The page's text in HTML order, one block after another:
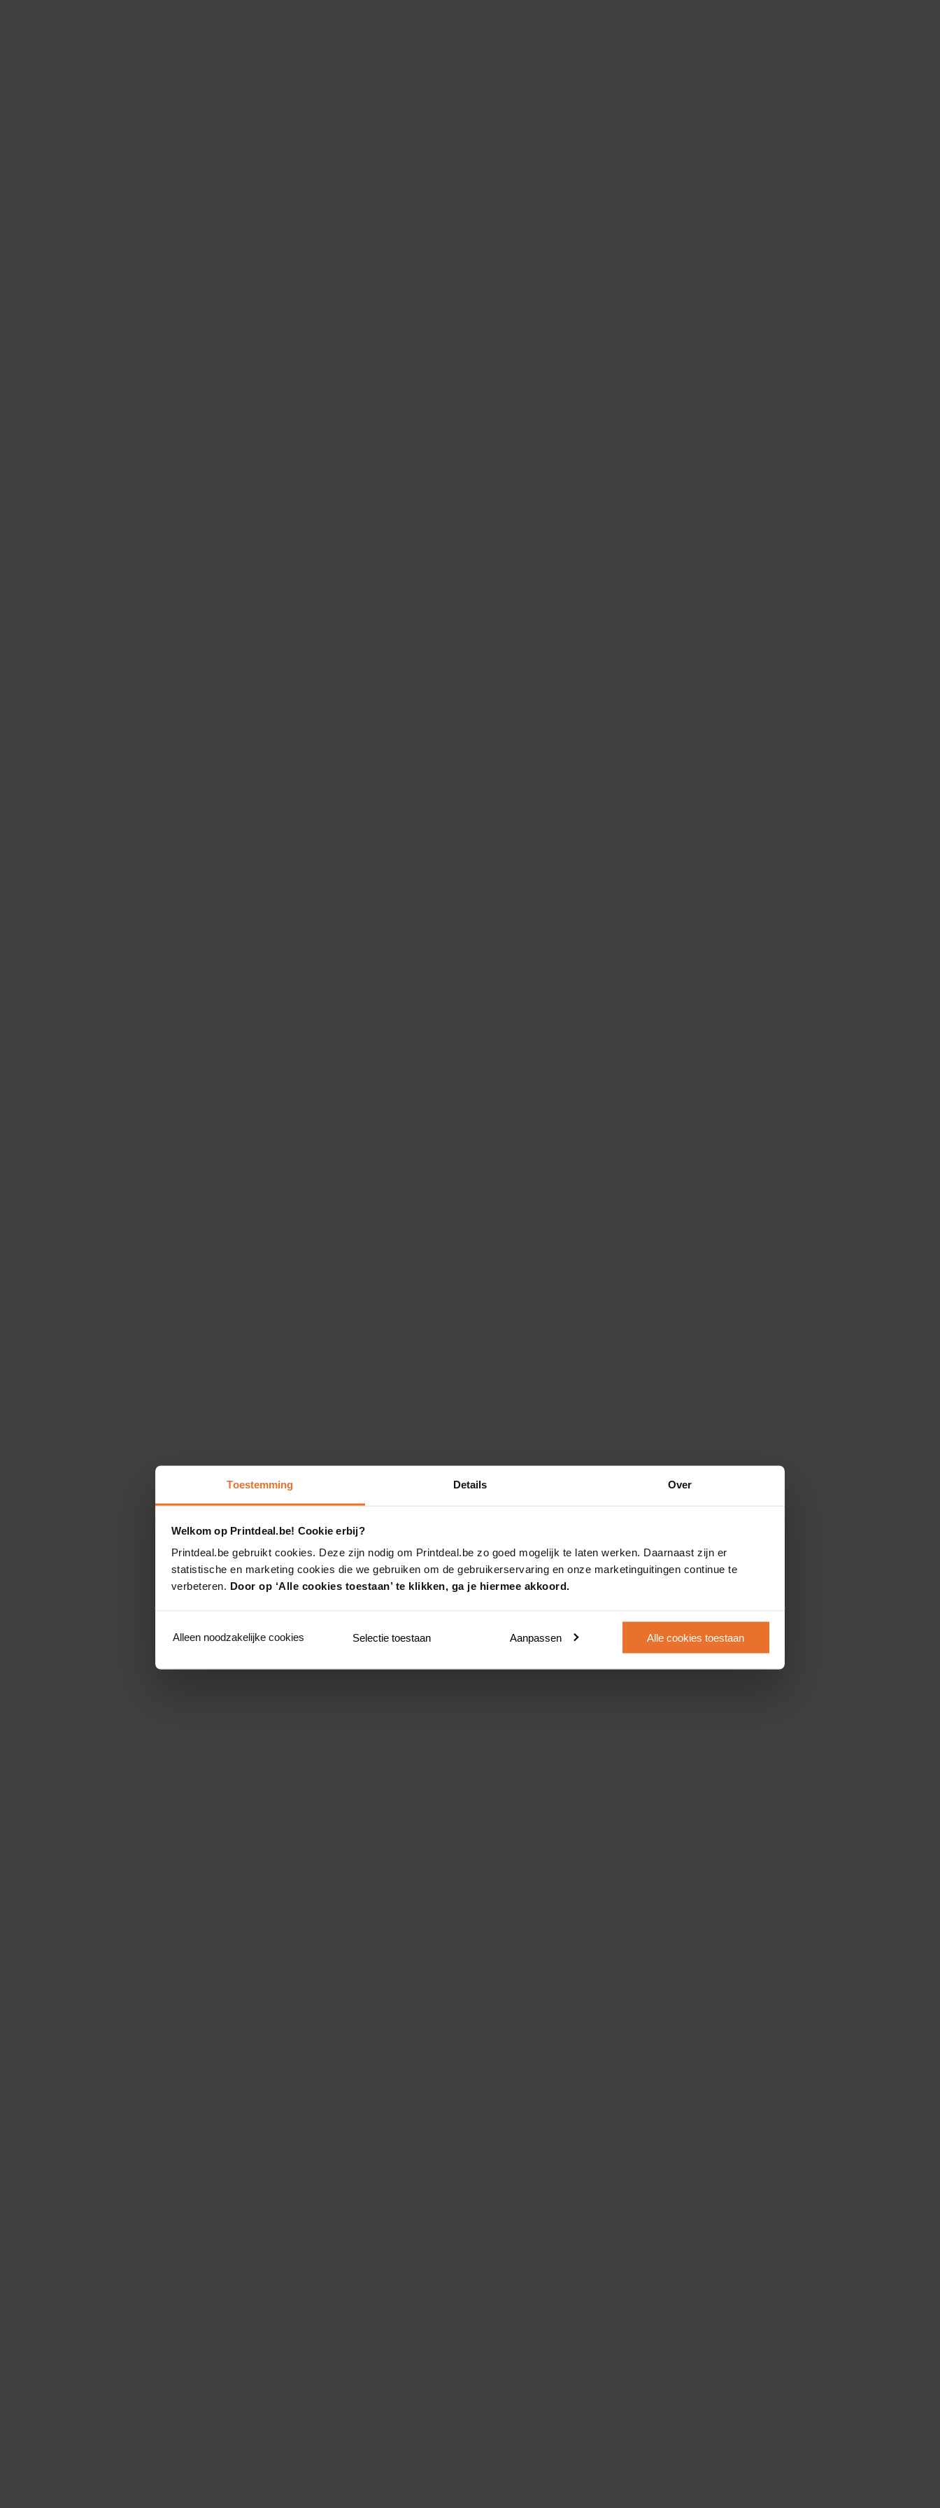
Toestemming Details Over
Welkom op Printdeal.be! Cookie erbij?
Printdeal.be gebruikt cookies. Deze zijn nodig om Printdeal.be zo goed mogelijk te laten werken. Daarnaast zijn er
statistische en marketing cookies die we gebruiken om de gebruikerservaring en onze marketinguitingen continue te
verbeteren. Door op ‘Alle cookies toestaan’ te klikken, ga je hiermee akkoord.
Alleen noodzakelijke cookies Selectie toestaan Aanpassen Alle cookies toestaan